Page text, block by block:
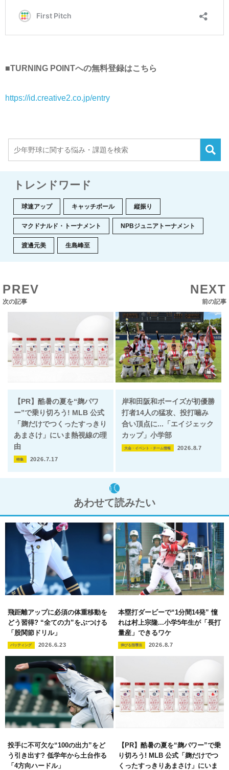
■TURNING POINTへの無料登録はこちら
https://id.creative2.co.jp/entry
トレンドワード
球速アップ キャッチボール 縦振り
マクドナルド・トーナメント NPBジュニアトーナメント
渡邊元美 生島峰至
PREV
次の記事
NEXT
前の記事
【PR】酷暑の夏を“麹パワ
ー”で乗り切ろう! MLB 公式
「麹だけでつくったすっきり
あまさけ」にいま熱視線の理
由
特集 2026.7.17
岸和田阪和ボーイズが初優勝
打者14人の猛攻、投打噛み
合い頂点に...「エイジェック
カップ」小学部
大会・イベント・チーム情報 2026.8.7
あわせて読みたい
飛距離アップに必須の体重移動を
どう習得? “全ての力”をぶつける
「股関節ドリル」
バッティング 2026.6.23
本塁打ダービーで“1分間14発” 憧
れは村上宗隆...小学5年生が「長打
量産」できるワケ
伸びる指導法 2026.8.7
投手に不可欠な“100の出力”をど
う引き出す? 低学年から土台作る
「4方向ハードル」
【PR】酷暑の夏を“麹パワー”で乗
り切ろう! MLB 公式「麹だけでつ
くったすっきりあまさけ」にいま